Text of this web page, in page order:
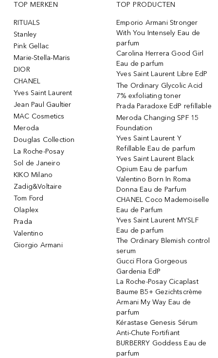
TOP MERKEN
RITUALS
Stanley
Pink Gellac
Marie-Stella-Maris
DIOR
CHANEL
Yves Saint Laurent
Jean Paul Gaultier
MAC Cosmetics
Meroda
Douglas Collection
La Roche-Posay
Sol de Janeiro
KIKO Milano
Zadig&Voltaire
Tom Ford
Olaplex
Prada
Valentino
Giorgio Armani
TOP PRODUCTEN
Emporio Armani Stronger
With You Intensely Eau de
parfum
Carolina Herrera Good Girl
Eau de parfum
Yves Saint Laurent Libre EdP
The Ordinary Glycolic Acid
7% exfoliating toner
Prada Paradoxe EdP refillable
Meroda Changing SPF 15
Foundation
Yves Saint Laurent Y
Refillable Eau de parfum
Yves Saint Laurent Black
Opium Eau de parfum
Valentino Born In Roma
Donna Eau de Parfum
CHANEL Coco Mademoiselle
Eau de Parfum
Yves Saint Laurent MYSLF
Eau de parfum
The Ordinary Blemish control
serum
Gucci Flora Gorgeous
Gardenia EdP
La Roche-Posay Cicaplast
Baume B5+ Gezichtscrème
Armani My Way Eau de
parfum
Kérastase Genesis Sérum
Anti-Chute Fortifiant
BURBERRY Goddess Eau de
parfum